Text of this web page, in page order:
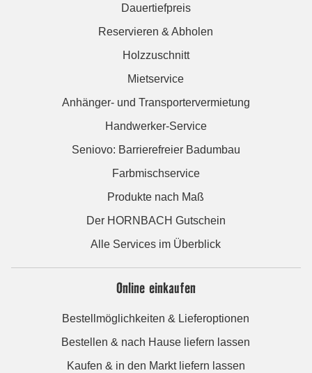
Dauertiefpreis
Reservieren & Abholen
Holzzuschnitt
Mietservice
Anhänger- und Transportervermietung
Handwerker-Service
Seniovo: Barrierefreier Badumbau
Farbmischservice
Produkte nach Maß
Der HORNBACH Gutschein
Alle Services im Überblick
Online einkaufen
Bestellmöglichkeiten & Lieferoptionen
Bestellen & nach Hause liefern lassen
Kaufen & in den Markt liefern lassen